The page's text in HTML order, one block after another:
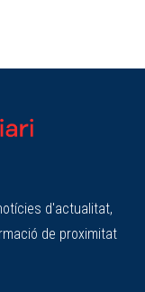
d'actualitat,
de proximitat